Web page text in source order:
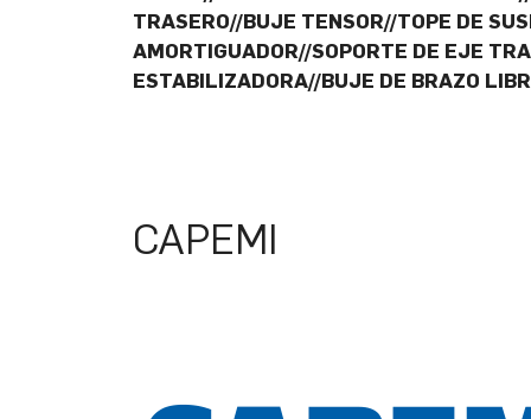
TRASERO//BUJE TENSOR//TOPE DE
AMORTIGUADOR//SOPORTE DE EJE
ESTABILIZADORA//BUJE DE BRAZO
CAPEMI